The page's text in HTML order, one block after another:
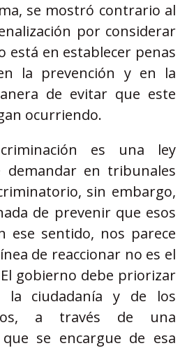
se mostró contrario al
por considerar
está en establecer penas
la prevención y en la
de evitar que este
ocurriendo.
es una ley
demandar en tribunales
sin embargo,
de prevenir que esos
ese sentido, nos parece
de reaccionar no es el
gobierno debe priorizar
la ciudadanía y de los
a través de una
se encargue de esa